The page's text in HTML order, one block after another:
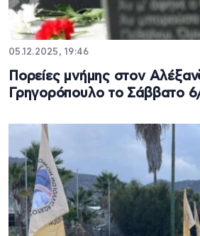
05.12.2025, 19:46
Πορείες μνήμης στον
Γρηγορόπουλο το Σάββατο